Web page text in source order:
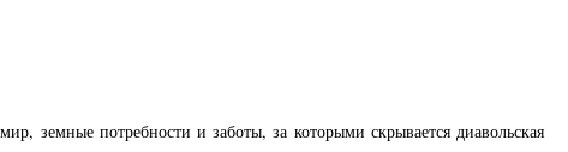
земные потребности и заботы, за которыми скрывается диавольская